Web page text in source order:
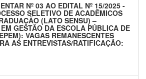
Nº 03 AO EDITAL Nº 15/2025 -
SELETIVO DE ACADÊMICOS
(LATO SENSU) –
GESTÃO DA ESCOLA PÚBLICA DE
VAGAS REMANESCENTES
AS ENTREVISTAS/RATIFICAÇÃO: